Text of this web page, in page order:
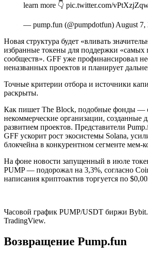
learn more 👇 pic.twitter.com/
— pump.fun (@pumpdotfun) August 7,
Новая структура будет «вливать
избранные токены для поддержки «самых
сообществ». GFF уже профинансировал
неназванных проектов и планирует
Точные критерии отбора и источники
раскрыты.
Как пишет The Block, подобные фонды —
некоммерческие организации, созданные
развитием проектов. Представители
GFF ускорит рост экосистемы Solana,
блокчейна в конкурентном сегменте мем-
На фоне новости запущенный в июле
PUMP — подорожал на 3,3%, согласно
написания криптоактив торгуется по
Часовой график PUMP/USDT биржи
TradingView.
Возвращение Pump.fun